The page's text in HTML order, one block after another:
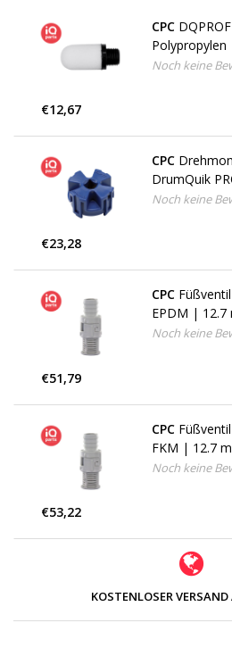
CPC
Noch keine
€12,67
CPC
DrumQuik
Noch keine
€23,28
CPC
EPDM | 12.7
Noch keine
€51,79
CPC
FKM | 12.7
Noch keine
€53,22
KOSTENLOSER